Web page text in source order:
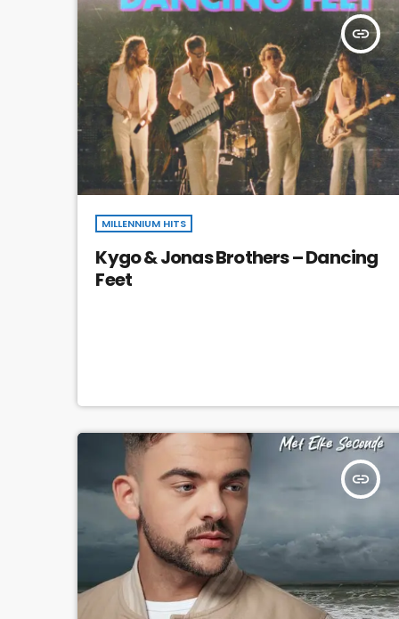
insert_link
MILLENNIUM HITS
Kygo & Jonas Brothers – Dancing
Feet
insert_link